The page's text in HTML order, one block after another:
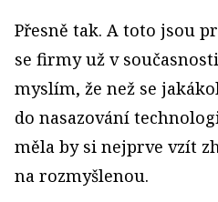
Přesně tak. A toto jsou
se firmy už v
myslím, že než se
do nasazování
měla by si nejprve vzít
na rozmyšlenou.